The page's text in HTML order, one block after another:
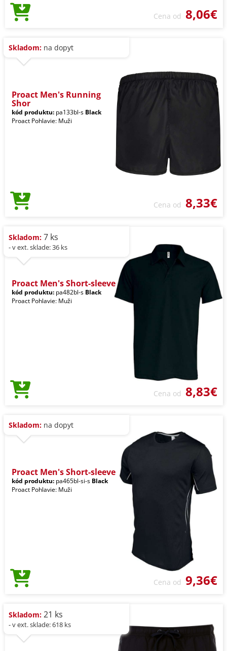
Cena od 8,06€
Skladom: na dopyt
Proact Men's Running
Shor
kód produktu: pa133bl-s Black
Proact Pohlavie: Muži
Cena od 8,33€
Skladom: 7 ks
- v ext. sklade: 36 ks
Proact Men's Short-sleeve
kód produktu: pa482bl-s Black
Proact Pohlavie: Muži
Cena od 8,83€
Skladom: na dopyt
Proact Men's Short-sleeve
kód produktu: pa465bl-si-s Black
Proact Pohlavie: Muži
Cena od 9,36€
Skladom: 21 ks
- v ext. sklade: 618 ks